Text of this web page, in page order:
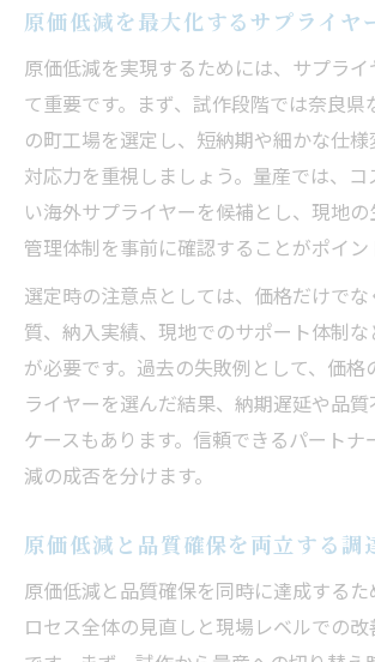
原価低減を最大化するサプライヤ
原価低減を実現するためには、サプラ
て重要です。まず、試作段階では奈良県
の町工場を選定し、短納期や細かな仕
対応力を重視しましょう。量産では、
い海外サプライヤーを候補とし、現地
管理体制を事前に確認することがポイン
選定時の注意点としては、価格だけで
質、納入実績、現地でのサポート体制
が必要です。過去の失敗例として、価格
ライヤーを選んだ結果、納期遅延や品
ケースもあります。信頼できるパートナ
減の成否を分けます。
原価低減と品質確保を両立する調
原価低減と品質確保を同時に達成する
ロセス全体の見直しと現場レベルでの